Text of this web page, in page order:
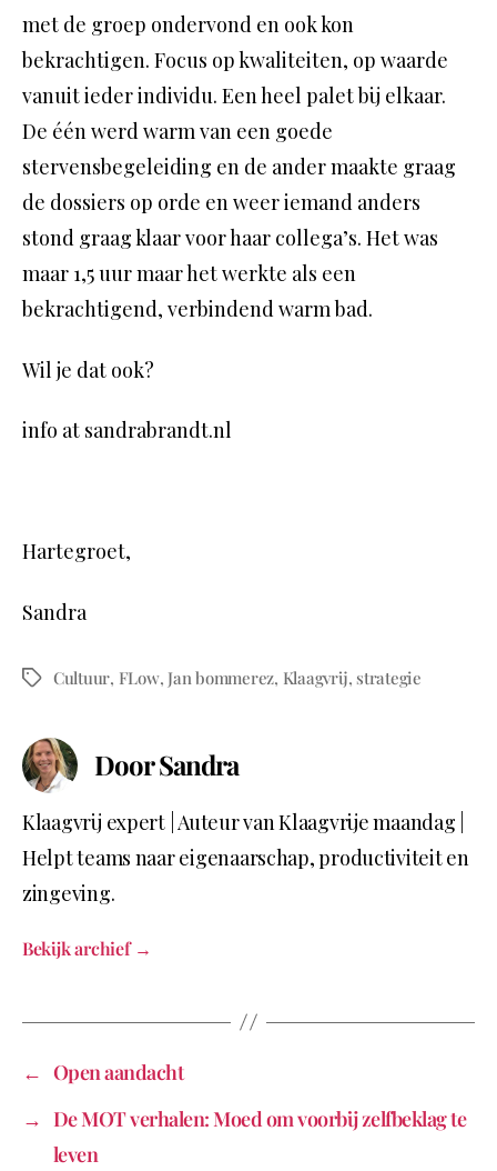
met de groep ondervond en ook kon
bekrachtigen. Focus op kwaliteiten, op waarde
vanuit ieder individu. Een heel palet bij elkaar.
De één werd warm van een goede
stervensbegeleiding en de ander maakte graag
de dossiers op orde en weer iemand anders
stond graag klaar voor haar collega’s. Het was
maar 1,5 uur maar het werkte als een
bekrachtigend, verbindend warm bad.
Wil je dat ook?
info at sandrabrandt.nl
Hartegroet,
Sandra
Cultuur, FLow,Jan bommerez, Klaagvrij,strategie
Door Sandra
Klaagvrij expert | Auteur van Klaagvrije maandag |
Helpt teams naar eigenaarschap, productiviteit en
zingeving.
Bekijk archief →
← Open aandacht
→ De MOT verhalen: Moed om voorbij zelfbeklag te
leven